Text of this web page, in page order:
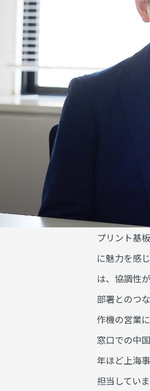
プリント基
に魅力を感
は、協調性
部署とのつ
作機の営業
窓口での中
年ほど上海
担当していま